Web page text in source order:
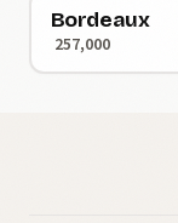
Bordeaux
257,000